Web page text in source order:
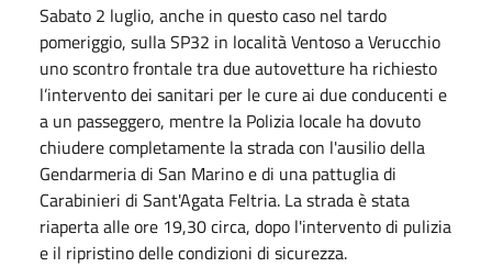
Sabato 2 luglio, anche in questo caso nel tardo
pomeriggio, sulla SP32 in località Ventoso a Verucchio
uno scontro frontale tra due autovetture ha richiesto
l’intervento dei sanitari per le cure ai due conducenti e
a un passeggero, mentre la Polizia locale ha dovuto
chiudere completamente la strada con l'ausilio della
Gendarmeria di San Marino e di una pattuglia di
Carabinieri di Sant'Agata Feltria. La strada è stata
riaperta alle ore 19,30 circa, dopo l'intervento di pulizia
e il ripristino delle condizioni di sicurezza.